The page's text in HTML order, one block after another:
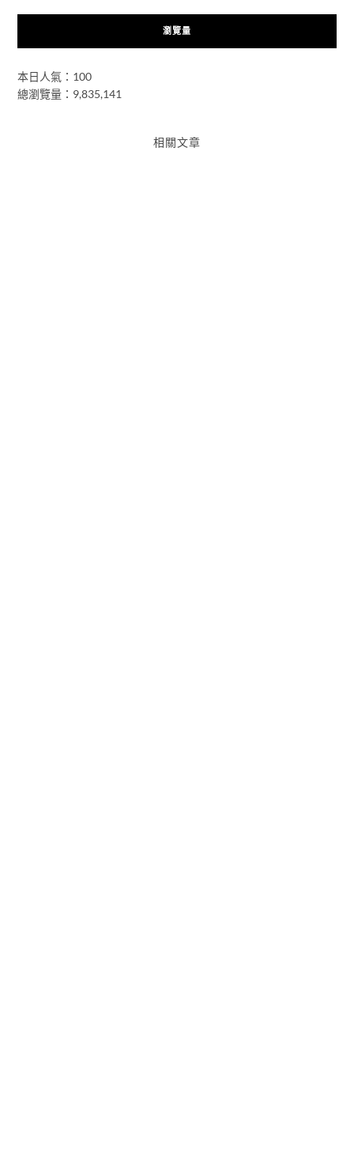
瀏覽量
本日人氣：100
總瀏覽量：9,835,141
相關文章